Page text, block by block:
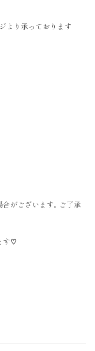
より承っております
がございます。ご了承
す♡